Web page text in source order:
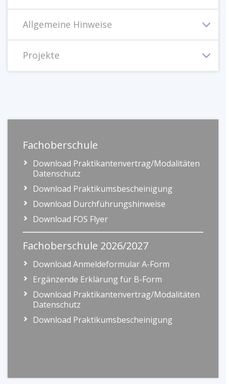
Allgemeine Hinweise
Projekte
Fachoberschule
Download Praktikantenvertrag/Modalitäten
Datenschutz
Download Praktikumsbescheinigung
Download Durchführungshinweise
Download FOS Flyer
Fachoberschule 2026/2027
Download Anmeldeformular A-Form
Ergänzende Erklärung für B-Form
Download Praktikantenvertrag/Modalitäten
Datenschutz
Download Praktikumsbescheinigung